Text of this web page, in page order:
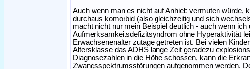
Auch wenn man es nicht auf Anhieb vermuten würde,
durchaus komorbid (also gleichzeitig und sich
macht nicht nur mein Beispiel deutlich - auch wenn ich
Aufmerksamkeitsdefizitsyndrom ohne Hyperaktivität
Erwachsenenalter zutage getreten ist. Bei vielen
Altersklasse das ADHS lange Zeit geradezu
Diagnosezahlen in die Höhe schossen, kann die
Zwangsspektrumsstörungen aufgenommen werden.